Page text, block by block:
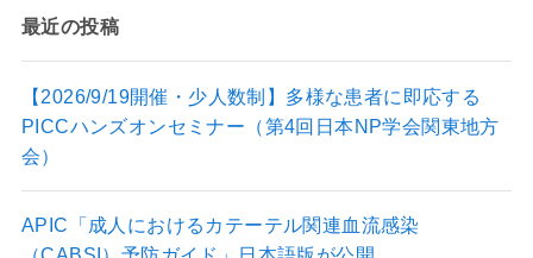
a
gr
a
m
d
最近の投稿
【2026/9/19開催・少人数制】多様な患者に即応する
PICCハンズオンセミナー（第4回日本NP学会関東地方
会）
APIC「成人におけるカテーテル関連血流感染